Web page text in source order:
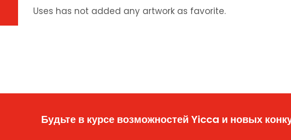
Uses has not added any artwork as favorite.
Будьте в курсе возможностей Yicca и новых